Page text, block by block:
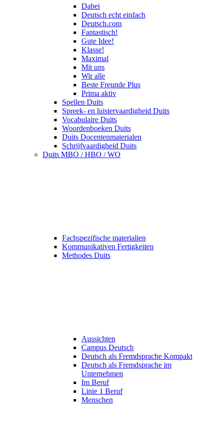
Dabei
Deutsch echt einfach
Deutsch.com
Fantastisch!
Gute Idee!
Klasse!
Maximal
Mit uns
Wir alle
Beste Freunde Plus
Prima aktiv
Spellen Duits
Spreek- en luistervaardigheid Duits
Vocabulaire Duits
Woordenboeken Duits
Duits Docentenmaterialen
Schrijfvaardigheid Duits
Duits MBO / HBO / WO
Fachspezifische materialien
Kommunikativen Fertigkeiten
Methodes Duits
Aussichten
Campus Deutsch
Deutsch als Fremdsprache Kompakt
Deutsch als Fremdsprache im
Unternehmen
Im Beruf
Linie 1 Beruf
Menschen